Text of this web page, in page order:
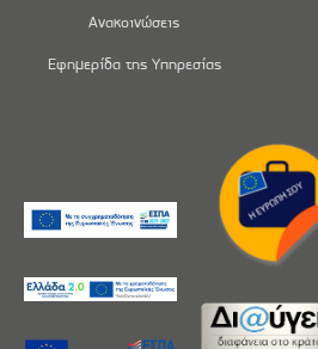
Ανακοινώσεις
Εφημερίδα της Υπηρεσίας